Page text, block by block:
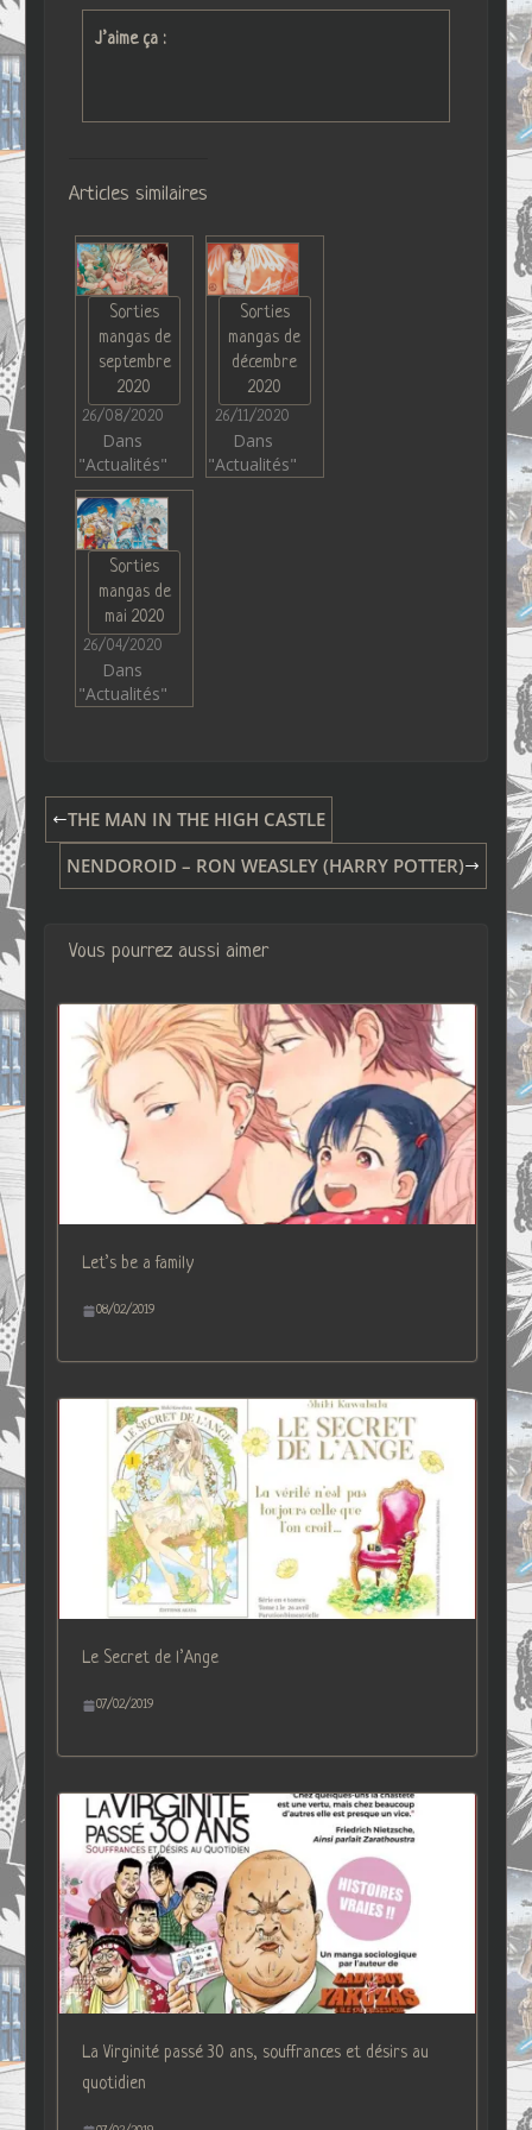
J’aime ça :
Articles similaires
Sorties
mangas de
septembre
2020
26/08/2020
Dans
"Actualités"
Sorties
mangas de
décembre
2020
26/11/2020
Dans
"Actualités"
Sorties
mangas de
mai 2020
26/04/2020
Dans
"Actualités"
THE MAN IN THE HIGH CASTLE
NENDOROID – RON WEASLEY (HARRY POTTER)
Vous pourrez aussi aimer
Let’s be a family
08/02/2019
Le Secret de l’Ange
07/02/2019
La Virginité passé 30 ans, souffrances et désirs au
quotidien